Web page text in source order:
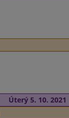
Úterý 5. 10. 2021